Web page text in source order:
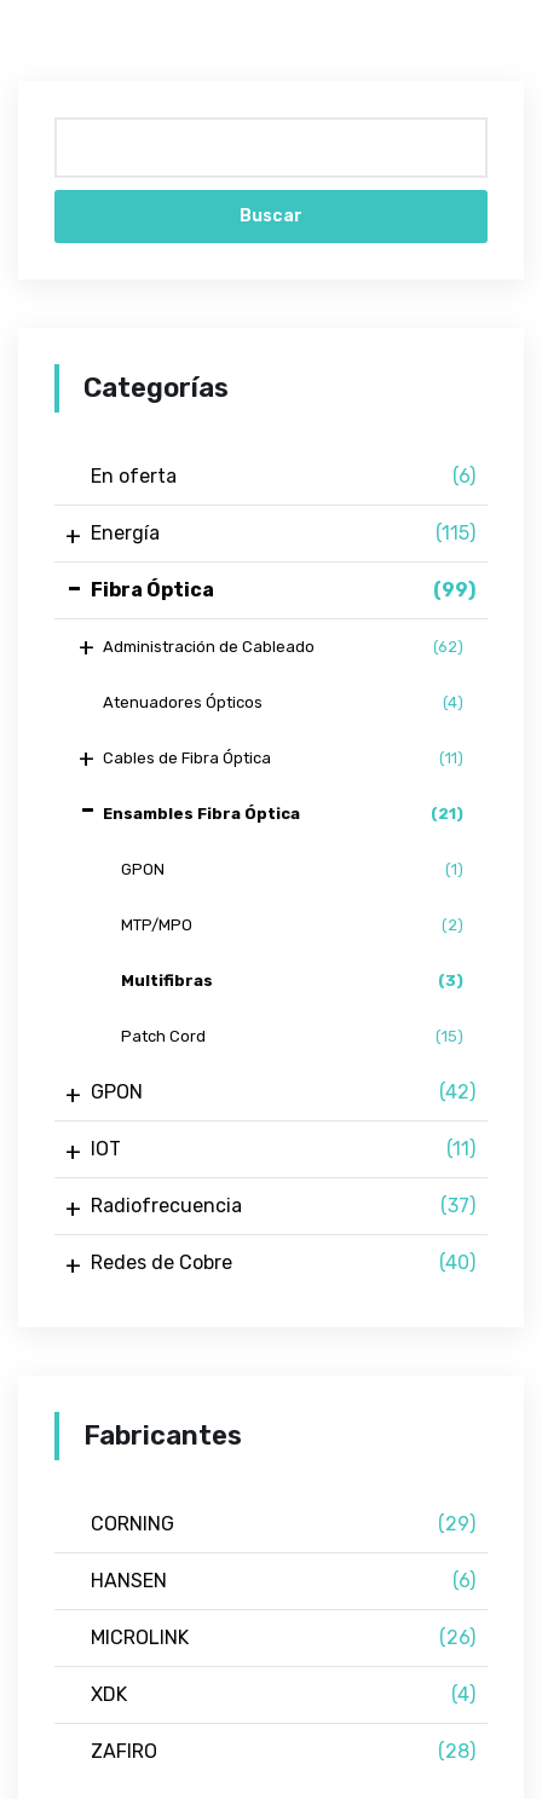
Buscar
Categorías
En oferta (6)
Energía (115)
Fibra Óptica (99)
Administración de Cableado (62)
Atenuadores Ópticos (4)
Cables de Fibra Óptica (11)
Ensambles Fibra Óptica (21)
GPON (1)
MTP/MPO (2)
Multifibras (3)
Patch Cord (15)
GPON (42)
IOT (11)
Radiofrecuencia (37)
Redes de Cobre (40)
Fabricantes
CORNING (29)
HANSEN (6)
MICROLINK (26)
XDK (4)
ZAFIRO (28)